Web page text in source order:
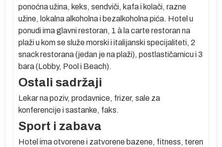
ponoćna užina, keks, sendviči, kafa i kolači, razne
užine, lokalna alkoholna i bezalkoholna pića. Hotel u
ponudi ima glavni restoran, 1 à la carte restoran na
plaži u kom se služe morski i italijanski specijaliteti, 2
snack restorana (jedan je na plaži), postlastičarnicu i 3
bara (Lobby, Pool i Beach).
Ostali sadržaji
Lekar na poziv, prodavnice, frizer, sale za
konferencije i sastanke, faks.
Sport i zabava
Hotel ima otvorene i zatvorene bazene, fitness, teren